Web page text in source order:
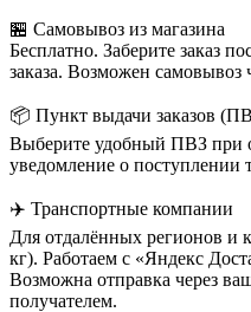
🏪 Самовывоз из магазина
Бесплатно. Заберите заказ
заказа. Возможен самовывоз
📦 Пункт выдачи заказов
Выберите удобный ПВЗ при
уведомление о поступлении
✈️ Транспортные компании
Для отдалённых регионов и
кг). Работаем с «Яндекс
Возможна отправка через
получателем.